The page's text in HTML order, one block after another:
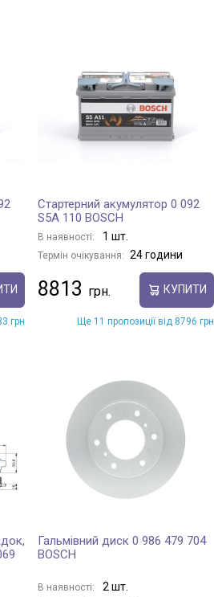
грн
Стартерний акумулятор 0 092
S5A 110 BOSCH
В наявності: 1 шт.
Термін очікування: 24 години
8813 КУПИТИ
Ще 11 пропозиції від 8796 грн
Гальмівний диск 0 986 479 704
BOSCH
В наявності: 2 шт.